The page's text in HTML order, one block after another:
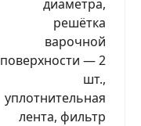
диаметра,
решётка
варочной
поверхности — 2
шт.,
уплотнительная
лента, фильтр